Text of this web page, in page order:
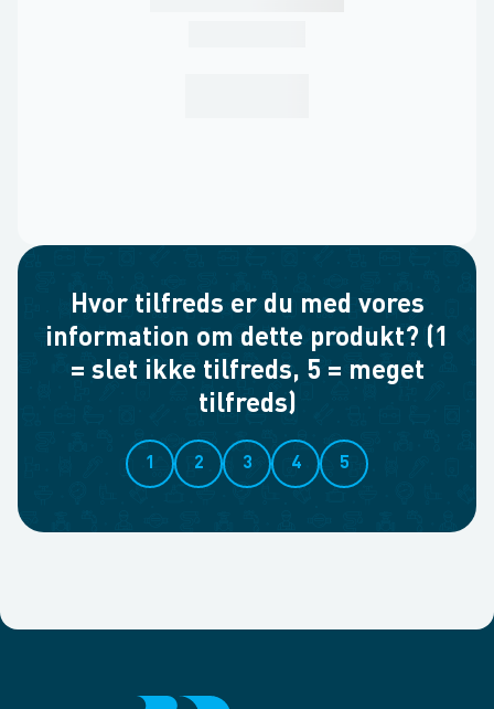
Hvor tilfreds er du med vores
information om dette produkt? (1
= slet ikke tilfreds, 5 = meget
tilfreds)
1 2 3 4 5